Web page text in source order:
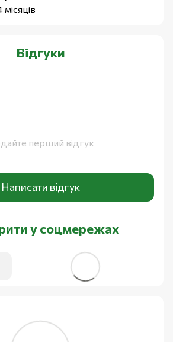
Відгуки
перший відгук
Написати відгук
у соцмережах